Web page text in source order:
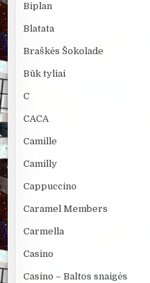
Biplan
Blatata
Braškės Šokolade
Būk tyliai
C
CACA
Camille
Camilly
Cappuccino
Caramel Members
Carmella
Casino
Casino – Baltos snaigės